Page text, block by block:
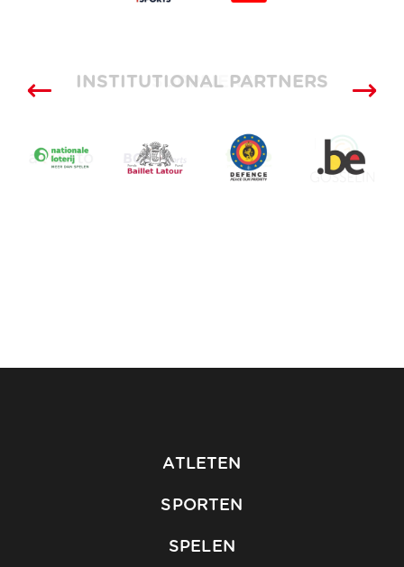
SUPPLIERS
INSTITUTIONAL PARTNERS
ATLETEN
SPORTEN
SPELEN